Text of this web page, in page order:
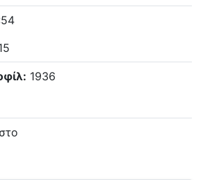
1936